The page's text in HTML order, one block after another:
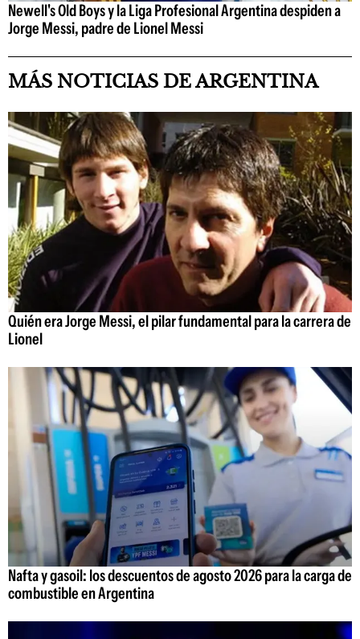
Newell's Old Boys y la Liga Profesional Argentina despiden a
Jorge Messi, padre de Lionel Messi
MÁS NOTICIAS DE ARGENTINA
Quién era Jorge Messi, el pilar fundamental para la carrera de
Lionel
Nafta y gasoil: los descuentos de agosto 2026 para la carga de
combustible en Argentina